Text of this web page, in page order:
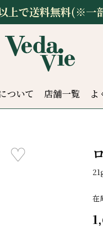
上で送料無料(※一
ついて 店舗一覧 よ
在